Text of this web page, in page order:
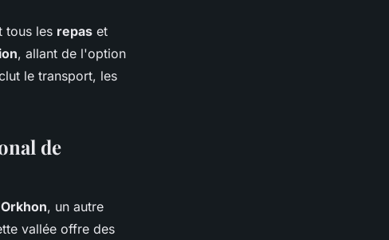
tous les repas et
, allant de l'option
le transport, les
de
, un autre
vallée offre des